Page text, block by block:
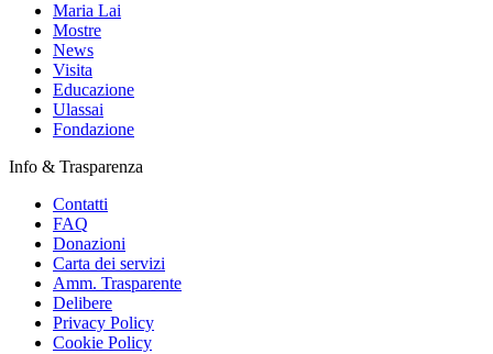
Maria Lai
Mostre
News
Visita
Educazione
Ulassai
Fondazione
Info & Trasparenza
Contatti
FAQ
Donazioni
Carta dei servizi
Amm. Trasparente
Delibere
Privacy Policy
Cookie Policy